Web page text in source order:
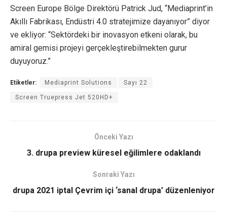
Screen Europe Bölge Direktörü Patrick Jud, “Mediaprint’in
Akıllı Fabrikası, Endüstri 4.0 stratejimize dayanıyor” diyor
ve ekliyor: “Sektördeki bir inovasyon etkeni olarak, bu
amiral gemisi projeyi gerçekleştirebilmekten gurur
duyuyoruz.”
Etiketler: Mediaprint Solutions Sayı 22
Screen Truepress Jet 520HD+
Önceki Yazı
3. drupa preview küresel eğilimlere odaklandı
Sonraki Yazı
drupa 2021 iptal Çevrim içi ‘sanal drupa’ düzenleniyor